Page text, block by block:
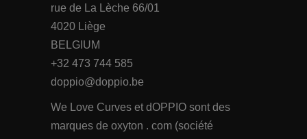
rue de La Lèche 66/01
4020 Liège
BELGIUM
+32 473 744 585
doppio@doppio.be
We Love Curves et dOPPIO sont des
marques de oxyton . com (société